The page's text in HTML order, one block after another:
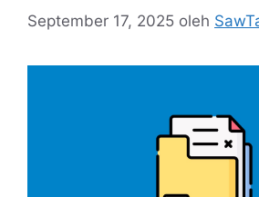
September 17, 2025 oleh